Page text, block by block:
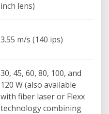
3.55 m/s (140 ips)
30, 45, 60, 80, 100, and
120 W (also available
with fiber laser or Flexx
technology combining